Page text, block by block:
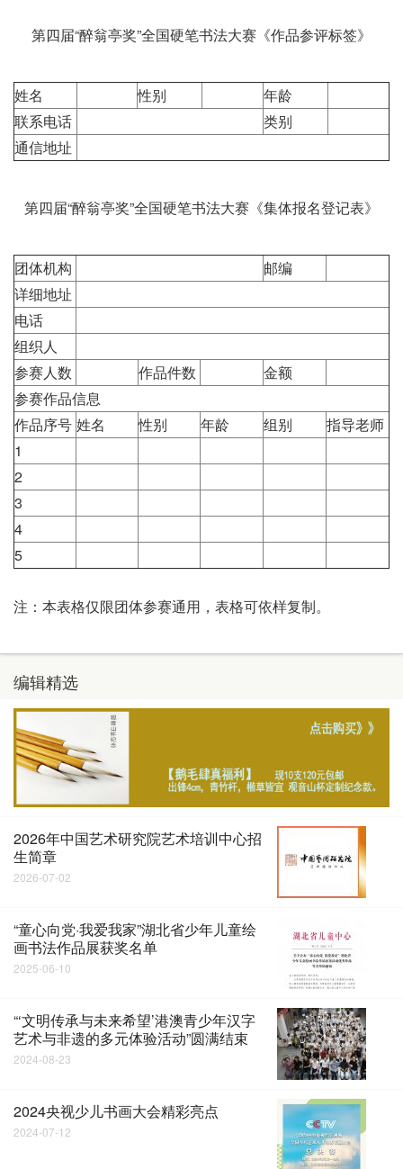
第四届“醉翁亭奖”全国硬笔书法大赛《作品参评标签》
姓名 性别
年龄
联系电话
类别
通信地址
第四届“醉翁亭奖”全国硬笔书法大赛《集体报名登记表》
团体机构
邮编
详细地址
电话
组织人
参赛人数
作品件数
金额
参赛作品信息
作品序号 姓名 性别 年龄 组别
指导老师
1
2
3
4
5
注：本表格仅限团体参赛通用，表格可依样复制。
编辑精选
2026年中国艺术研究院艺术培训中心招
生简章
2026-07-02
“童心向党·我爱我家”湖北省少年儿童绘
画书法作品展获奖名单
2025-06-10
“‘文明传承与未来希望’港澳青少年汉字
艺术与非遗的多元体验活动”圆满结束
2024-08-23
2024央视少儿书画大会精彩亮点
2024-07-12